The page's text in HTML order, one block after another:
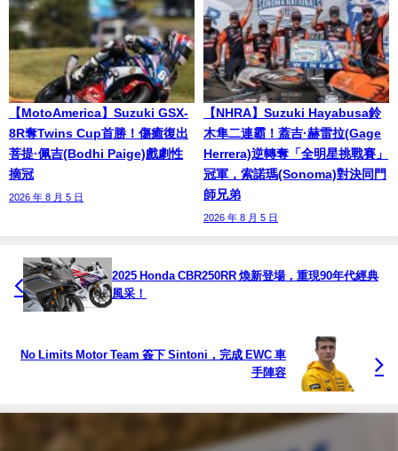
【MotoAmerica】Suzuki GSX-
8R奪Twins Cup首勝！傷癒復出
菩提·佩吉(Bodhi Paige)戲劇性
摘冠
2026 年 8 月 5 日
【NHRA】Suzuki Hayabusa鈴
木隼二連霸！蓋吉·赫雷拉(Gage
Herrera)逆轉奪「全明星挑戰賽」
冠軍，索諾瑪(Sonoma)對決同門
師兄弟
2026 年 8 月 5 日
2025 Honda CBR250RR 煥新登場，重現90年代經典
風采！
No Limits Motor Team 簽下 Sintoni，完成 EWC 車
手陣容